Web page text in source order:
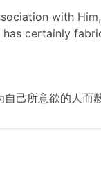
with
certainly
己所意欲的人